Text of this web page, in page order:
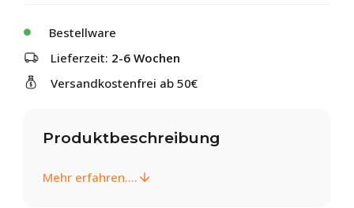
Bestellware
Lieferzeit: 2-6 Wochen
Versandkostenfrei ab 50€
Produktbeschreibung
Mehr erfahren....